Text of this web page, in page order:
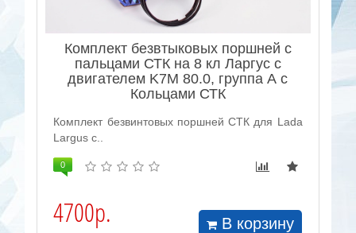
Комплект безвтыковых поршней с
пальцами СТК на 8 кл Ларгус с
двигателем K7M 80.0, группа А с
Кольцами СТК
Комплект безвинтовых поршней СТК для Lada
Largus c..
0
4700р. В корзину